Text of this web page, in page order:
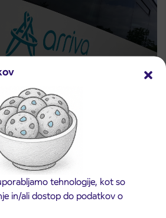
tehnologije, kot so
in/ali dostop do podatkov o
zapori ceste